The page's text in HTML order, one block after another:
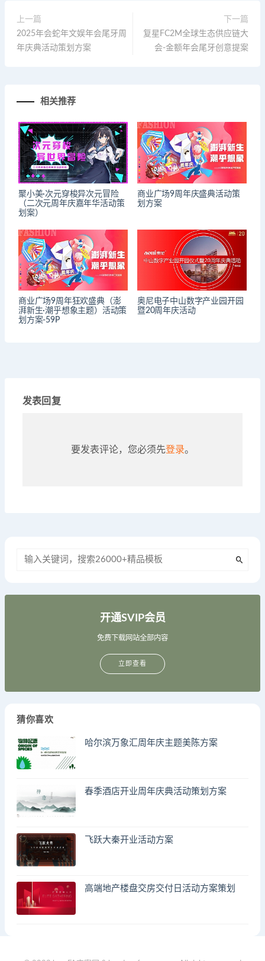
上一篇
2025年会蛇年文娱年会尾牙周
年庆典活动策划方案
下一篇
复星FC2M全球生态供应链大
会-金额年会尾牙创意提案
相关推荐
聚小美·次元穿梭异次元冒险
（二次元周年庆嘉年华活动策
划案）
商业广场9周年庆盛典活动策
划方案
商业广场9周年狂欢盛典（澎
湃新生·潮乎想象主题）活动策
划方案-59P
奥尼电子中山数字产业园开园
暨20周年庆活动
发表回复
要发表评论，您必须先登录。
开通SVIP会员
免费下载网站全部内容
立即查看
猜你喜欢
哈尔滨万象汇周年庆主题美陈方案
春季酒店开业周年庆典活动策划方案
飞跃大秦开业活动方案
高端地产楼盘交房交付日活动方案策划